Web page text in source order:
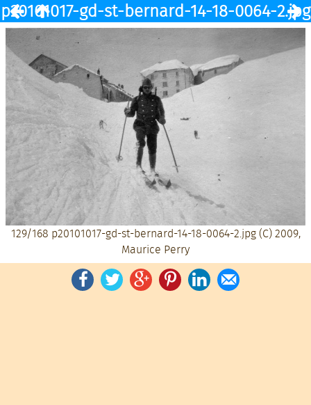
p20101017-gd-st-bernard-14-18-0064-2.jpg
129/168 p20101017-gd-st-bernard-14-18-0064-2.jpg(C) 2009,
Maurice Perry